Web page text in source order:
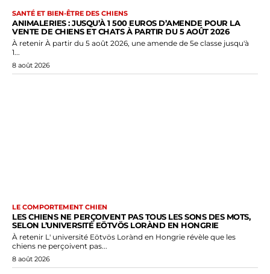
SANTÉ ET BIEN-ÊTRE DES CHIENS
ANIMALERIES : JUSQU’À 1 500 EUROS D’AMENDE POUR LA
VENTE DE CHIENS ET CHATS À PARTIR DU 5 AOÛT 2026
À retenir À partir du 5 août 2026, une amende de 5e classe jusqu'à
1...
8 août 2026
LE COMPORTEMENT CHIEN
LES CHIENS NE PERÇOIVENT PAS TOUS LES SONS DES MOTS,
SELON L’UNIVERSITÉ EÖTVÖS LORÀND EN HONGRIE
À retenir L' université Eötvös Lorànd en Hongrie révèle que les
chiens ne perçoivent pas...
8 août 2026